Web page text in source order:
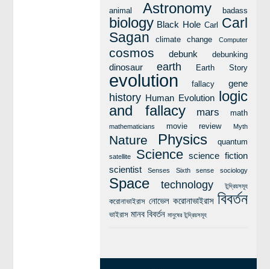
animal Astronomy badass
biology Black Hole Carl
Carl
Sagan
climate change Computer
cosmos debunk debunking
dinosaur earth Earth Story
evolution fallacy gene
history Human Evolution
logic
and fallacy
mars math
mathematicians movie review Myth
Nature Physics quantum
satellite Science science fiction
scientist
Senses Sixth sense sociology
Space technology ইন্দ্রিয়সমূহ
করোনাভাইরাস নোভেল করোনাভাইরাস বিবর্তন
ভাইরাস মানব বিবর্তন মানুষের ইন্দ্রিয়সমূহ